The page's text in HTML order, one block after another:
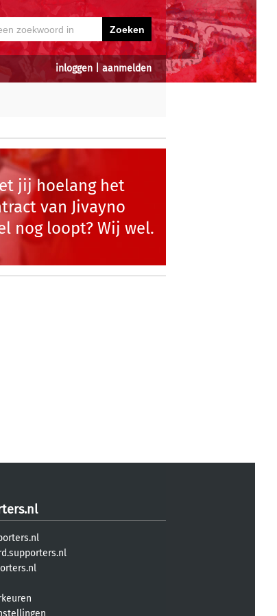
inloggen aanmelden
jij hoelang het
van Jivayno
nog loopt? Wij wel.